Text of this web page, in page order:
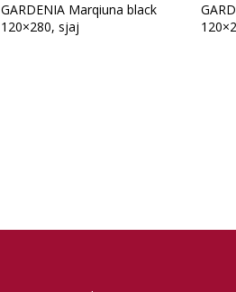
GARDENIA Marqiuna black
120×280, sjaj